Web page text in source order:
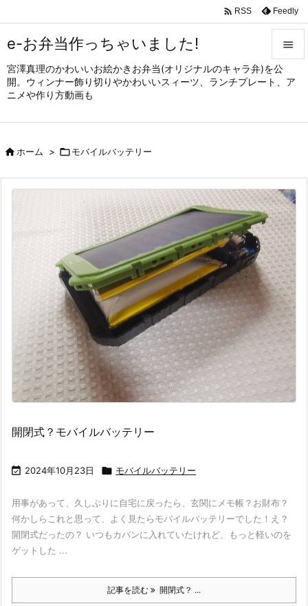
e-お弁当作っちゃいました!
宮澤真理のかわいいお絵かきお弁当(オリジナルのキャラ弁)を公
開。ウィンナー飾り切りやかわいいスィーツ、ランチプレート、ア
ニメや作り方動画も


メニュ
サイド

次へ

検索
 RSS Feedly
ホーム > モバイルバッテリー
開閉式？モバイルバッテリー
 2024年10月23日  モバイルバッテリー
用事があって、久しぶりに自宅に戻ったら、玄関にメモ帳？お財布？
何かしらこれと思って、よく見たらモバイルバッテリーでした！え？
開閉式だったの？ いつもカバンに入れていたけれど、もっと軽いのを
ゲットした ...
記事を読む 開閉式？ ...